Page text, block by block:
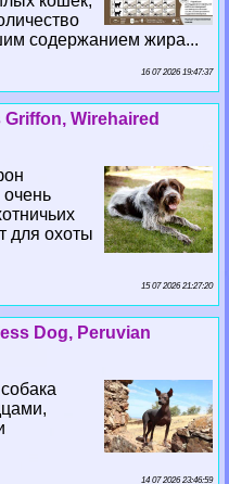
содержанием жира...
16 07 2026 19:47:37
Wirehaired
для охоты
15 07 2026 21:27:20
Dog, Peruvian
14 07 2026 23:46:59